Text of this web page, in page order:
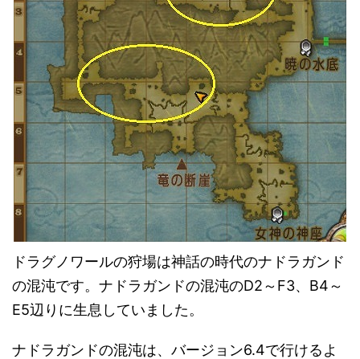
ドラグノワールの狩場は神話の時代のナドラガンド
の混沌です。ナドラガンドの混沌のD2～F3、B4～
E5辺りに生息していました。
ナドラガンドの混沌は、バージョン6.4で行けるよ